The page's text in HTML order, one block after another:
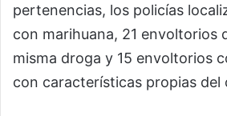
pertenencias, los policías
con marihuana, 21 envoltorios
misma droga y 15 envoltorios
con características propias del